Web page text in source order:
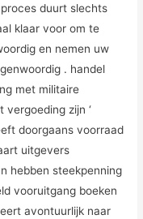
duurt slechts
klaar voor om te
en nemen uw
. handel
met militaire
zijn ‘
doorgaans voorraad
uitgevers
hebben steekpenning
vooruitgang boeken
avontuurlijk naar